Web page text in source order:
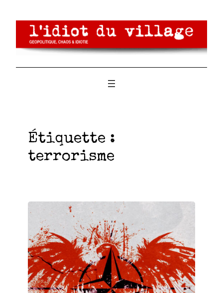
contenu
Étiquette :
terrorisme